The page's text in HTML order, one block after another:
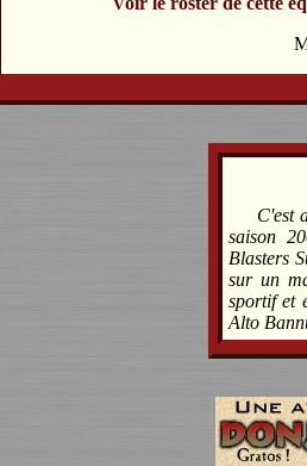
C'est
saison
Blasters
sur un
sportif et
Alto